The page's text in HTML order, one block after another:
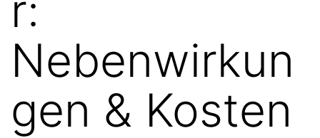
Nebenwirkun
gen & Kosten